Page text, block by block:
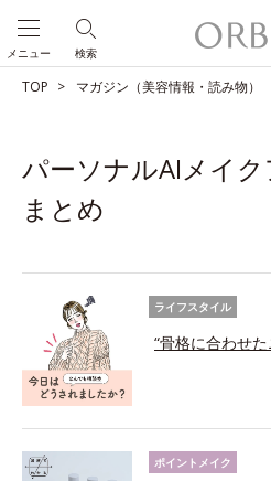
検索
メニュー
TOP マガジン（美容情報・読み物）
パーソナルAIメイ
まとめ
ライフスタイル
“骨格に合わせ
ポイントメイク